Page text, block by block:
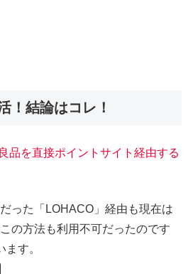
！結論はコレ！
品を直接ポイントサイト経由する
った「LOHACO」経由も現在は
の方法も利用不可だったのです
す。